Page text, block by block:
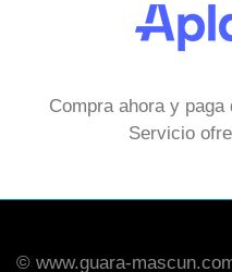
Compra ahora y
Servicio
© www.guara-